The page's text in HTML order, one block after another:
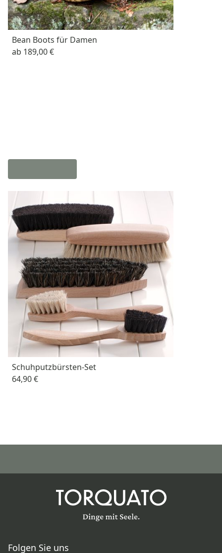
Bean Boots für Damen
ab 189,00 €
Schuhputzbürsten-Set
64,90 €
Folgen Sie uns